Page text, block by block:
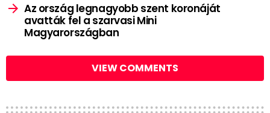
Az ország legnagyobb szent koronáját
avatták fel a szarvasi Mini
Magyarországban
VIEW COMMENTS